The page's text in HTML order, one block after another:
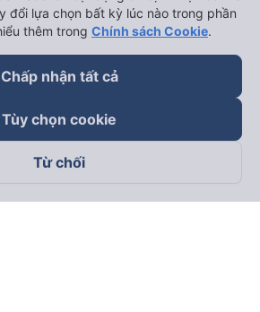
tất cả tuyến đường
đổi lựa chọn bất kỳ lúc nào trong phần
thêm trong Chính sách Cookie.
Chấp nhận tất cả
Tùy chọn cookie
Từ chối